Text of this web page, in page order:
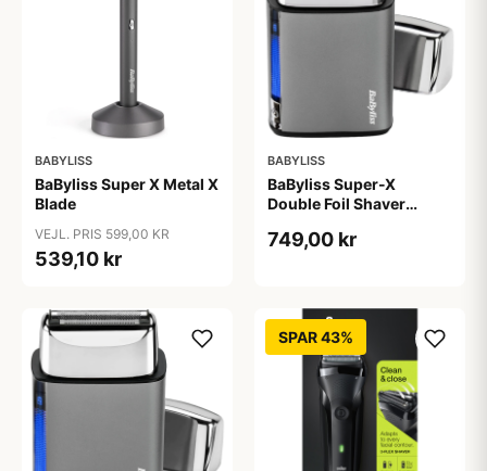
BABYLISS
BaByliss Super X Metal X
Blade
VEJL. PRIS 599,00 KR
539,10 kr
BABYLISS
BaByliss Super-X
Double Foil Shaver
749,00 kr
SPAR 43%